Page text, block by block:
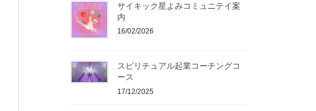
サイキック星よみコミュニテイ案
内
16/02/2026
スピリチュアル起業コーチングコ
ース
17/12/2025